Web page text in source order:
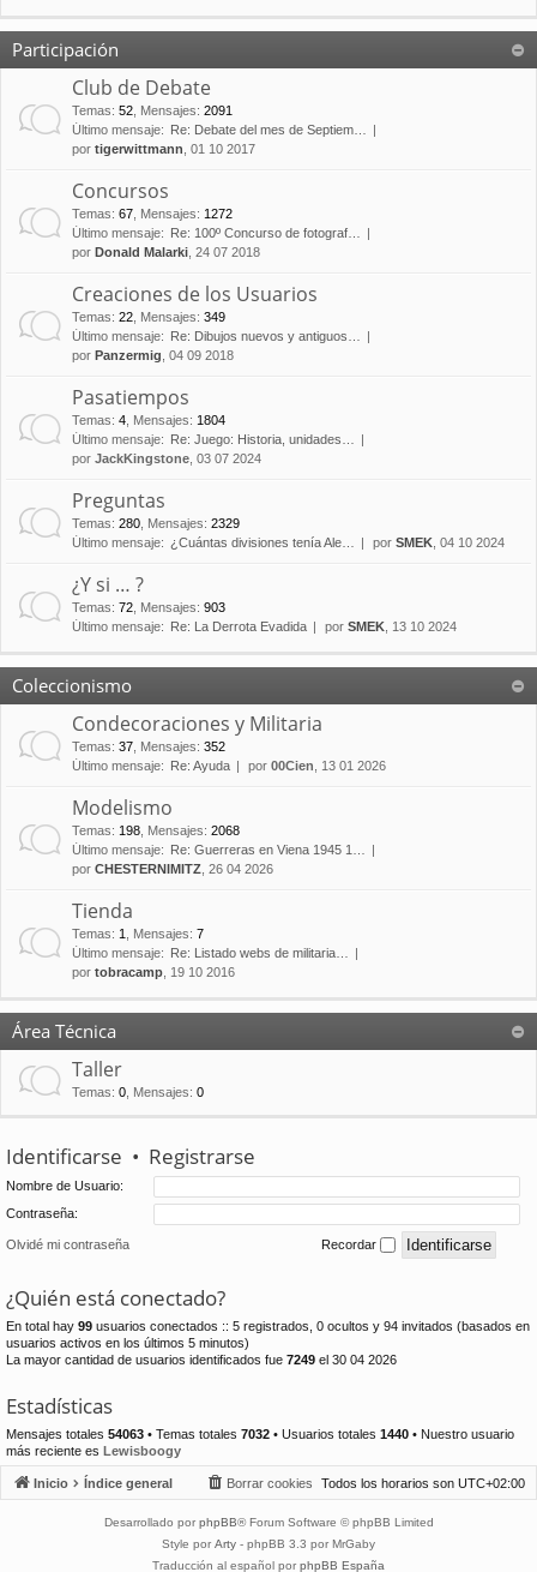
Participación
Club de Debate
Temas: 52 Mensajes: 2091
Último mensaje:
Re: Debate del mes de Septiem…
por tigerwittmann , 01 10 2017
Concursos
Temas: 67 Mensajes: 1272
Último mensaje:
Re: 100º Concurso de fotograf…
por Donald Malarki , 24 07 2018
Creaciones de los Usuarios
Temas: 22 Mensajes: 349
Último mensaje:
Re: Dibujos nuevos y antiguos…
por Panzermig , 04 09 2018
Pasatiempos
Temas: 4 Mensajes: 1804
Último mensaje:
Re: Juego: Historia, unidades…
por JackKingstone , 03 07 2024
Preguntas
Temas: 280 Mensajes: 2329
Último mensaje: ¿Cuántas divisiones tenía Ale… por SMEK , 04 10 2024
¿Y si … ?
Temas: 72 Mensajes: 903
Último mensaje:
Re: La Derrota Evadida por SMEK , 13 10 2024
Coleccionismo
Condecoraciones y Militaria
Temas: 37 Mensajes: 352
Último mensaje:
Re: Ayuda por 00Cien , 13 01 2026
Modelismo
Temas: 198 Mensajes: 2068
Último mensaje:
Re: Guerreras en Viena 1945 1…
por CHESTERNIMITZ , 26 04 2026
Tienda
Temas: 1 Mensajes: 7
Último mensaje:
Re: Listado webs de militaria…
por tobracamp , 19 10 2016
Área Técnica
Taller
Temas: 0 Mensajes: 0
Identificarse • Registrarse
Nombre de Usuario:
Contraseña:
Olvidé mi contraseña Recordar
¿Quién está conectado?
En total hay 99 usuarios conectados :: 5 registrados, 0 ocultos y 94 invitados (basados en
usuarios activos en los últimos 5 minutos)
La mayor cantidad de usuarios identificados fue 7249 el 30 04 2026
Estadísticas
Mensajes totales 54063 • Temas totales 7032 • Usuarios totales 1440 • Nuestro usuario
más reciente es Lewisboogy
Inicio Índice general Todos los horarios son UTC+02:00
Borrar cookies
Desarrollado por phpBB® Forum Software © phpBB Limited
Style por Arty - phpBB 3.3 por MrGaby
Traducción al español por phpBB España